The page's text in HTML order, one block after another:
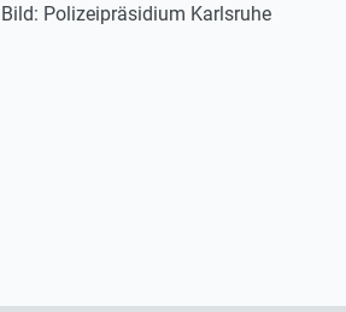
Bild: Polizeipräsidium Karlsruhe